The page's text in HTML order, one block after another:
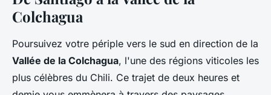
Colchagua
Poursuivez votre périple vers le sud en direction de la
Vallée de la Colchagua, l'une des régions viticoles les
plus célèbres du Chili. Ce trajet de deux heures et